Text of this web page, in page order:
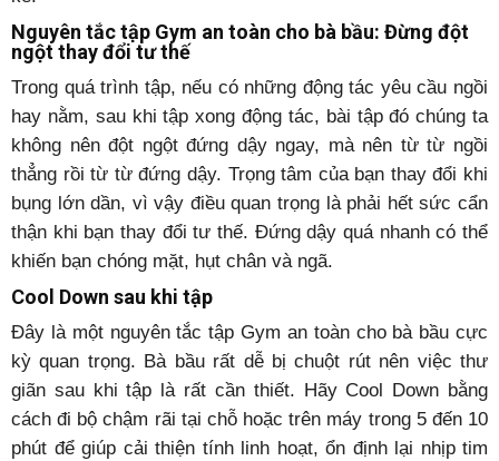
Nguyên tắc tập Gym an toàn cho bà bầu: Đừng đột
ngột thay đổi tư thế
Trong quá trình tập, nếu có những động tác yêu cầu ngồi
hay nằm, sau khi tập xong động tác, bài tập đó chúng ta
không nên đột ngột đứng dậy ngay, mà nên từ từ ngồi
thẳng rồi từ từ đứng dậy. Trọng tâm của bạn thay đổi khi
bụng lớn dần, vì vậy điều quan trọng là phải hết sức cẩn
thận khi bạn thay đổi tư thế. Đứng dậy quá nhanh có thể
khiến bạn chóng mặt, hụt chân và ngã.
Cool Down sau khi tập
Đây là một nguyên tắc tập Gym an toàn cho bà bầu cực
kỳ quan trọng. Bà bầu rất dễ bị chuột rút nên việc thư
giãn sau khi tập là rất cần thiết. Hãy Cool Down bằng
cách đi bộ chậm rãi tại chỗ hoặc trên máy trong 5 đến 10
phút để giúp cải thiện tính linh hoạt, ổn định lại nhịp tim